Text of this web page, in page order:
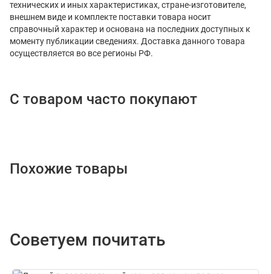
технических и иных характеристиках, стране-изготовителе,
внешнем виде и комплекте поставки товара носит
справочный характер и основана на последних доступных к
моменту публикации сведениях. Доставка данного товара
осуществляется во все регионы РФ.
С товаром часто покупают
Похожие товары
Советуем почитать